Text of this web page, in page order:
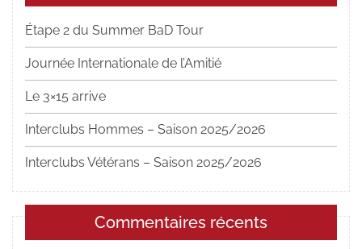
Étape 2 du Summer BaD Tour
Journée Internationale de l’Amitié
Le 3×15 arrive
Interclubs Hommes – Saison 2025/2026
Interclubs Vétérans – Saison 2025/2026
Commentaires récents